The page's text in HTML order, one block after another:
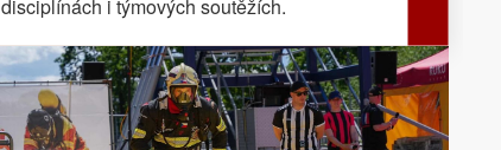
disciplínách i týmových soutěžích.